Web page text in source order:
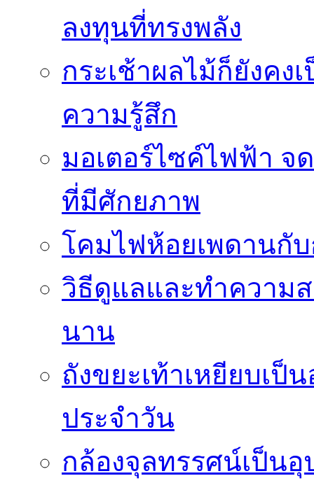
ลงทุนที่ทรงพลัง
กระเช้าผลไม้ก็ยังคง
ความรู้สึก
มอเตอร์ไซค์ไฟฟ้า จ
ที่มีศักยภาพ
โคมไฟห้อยเพดานกั
วิธีดูแลและทำความ
นาน
ถังขยะเท้าเหยียบเ
ประจำวัน
กล้องจุลทรรศน์เป็น